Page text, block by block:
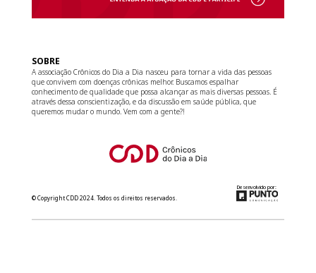
SOBRE
A associação Crônicos do Dia a Dia nasceu para tornar a vida das pessoas
que convivem com doenças crônicas melhor. Buscamos espalhar
conhecimento de qualidade que possa alcançar as mais diversas pessoas. É
através dessa conscientização, e da discussão em saúde pública, que
queremos mudar o mundo. Vem com a gente?!
© Copyright CDD 2024. Todos os direitos reservados.
Desenvolvido por: